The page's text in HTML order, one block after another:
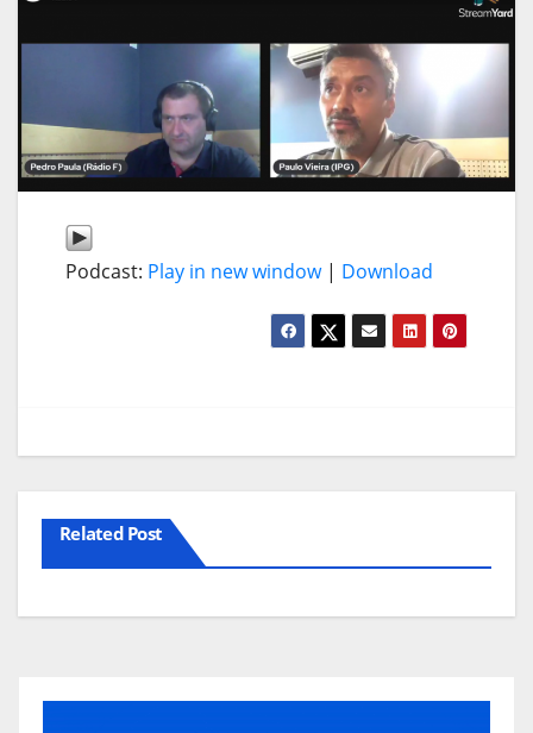
Podcast: Play in new window| Download
Related Post